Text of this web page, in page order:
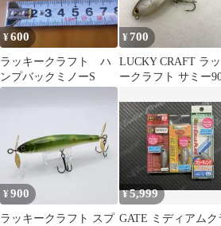
¥600
ラッキークラフト ハ
ンプバックミノーS
¥ 700
LUCKY CRAFT ラ
ークラフト サミー
¥900
ラッキークラフト スプ
¥5,999
GATE ミディアムク